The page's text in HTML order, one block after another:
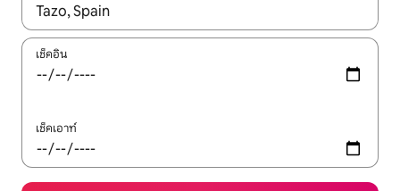
ใช้ลูกศรขึ้นลง หรือใช้การสัมผัสหรือปัด เพื่อสำรวจผลการค้นหา
เช็คอิน
เช็คเอาท์